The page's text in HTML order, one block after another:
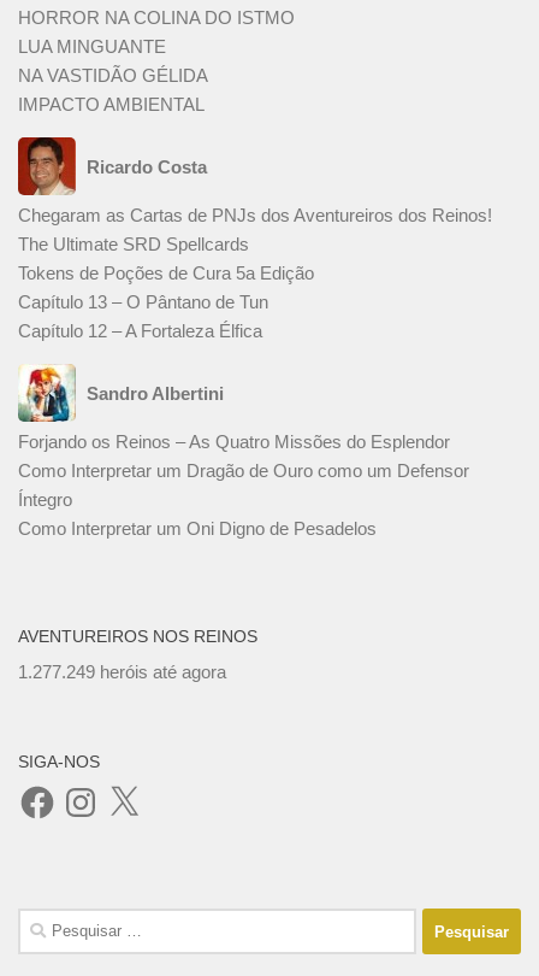
HORROR NA COLINA DO ISTMO
LUA MINGUANTE
NA VASTIDÃO GÉLIDA
IMPACTO AMBIENTAL
Ricardo Costa
Chegaram as Cartas de PNJs dos Aventureiros dos Reinos!
The Ultimate SRD Spellcards
Tokens de Poções de Cura 5a Edição
Capítulo 13 – O Pântano de Tun
Capítulo 12 – A Fortaleza Élfica
Sandro Albertini
Forjando os Reinos – As Quatro Missões do Esplendor
Como Interpretar um Dragão de Ouro como um Defensor
Íntegro
Como Interpretar um Oni Digno de Pesadelos
AVENTUREIROS NOS REINOS
1.277.249 heróis até agora
SIGA-NOS
FacebookInstagram
X
Pesquisar
por: